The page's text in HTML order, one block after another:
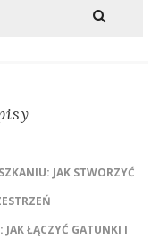
JAK STWORZYĆ
JAK ŁĄCZYĆ GATUNKI I